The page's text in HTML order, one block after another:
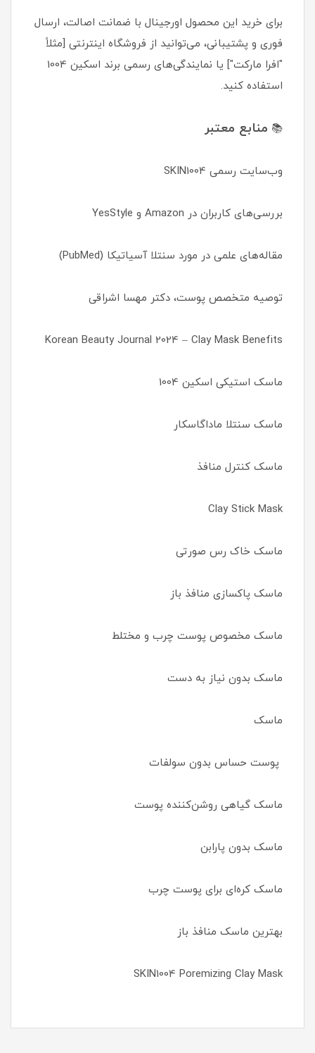
برای خرید این محصول اورجینال با ضمانت اصالت، ارسال
فوری و پشتیبانی، می‌توانید از فروشگاه اینترنتی [مثلاً
"افرا مارکت"] یا نمایندگی‌های رسمی برند اسکین 1004
استفاده کنید.
📚 منابع معتبر
وب‌سایت رسمی SKIN1004
بررسی‌های کاربران در Amazon و YesStyle
مقاله‌های علمی در مورد سنتلا آسیاتیکا (PubMed)
توصیه متخصص پوست، دکتر مهسا اشراقی
Korean Beauty Journal 2024 – Clay Mask Benefits
ماسک استیکی اسکین 1004
ماسک سنتلا ماداگاسکار
ماسک کنترل منافذ
Clay Stick Mask
ماسک خاک رس صورتی
ماسک پاکسازی منافذ باز
ماسک مخصوص پوست چرب و مختلط
ماسک بدون نیاز به دست
ماسک
پوست حساس بدون سولفات
ماسک گیاهی روشن‌کننده پوست
ماسک بدون پارابن
ماسک کره‌ای برای پوست چرب
بهترین ماسک منافذ باز
SKIN1004 Poremizing Clay Mask